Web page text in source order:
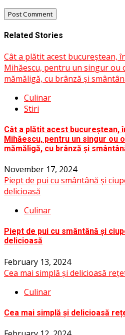
Related Stories
Cât a plătit acest bucureștean,
Mihăescu, pentru un singur ou
mămăligă, cu brânză și
Culinar
Stiri
Cât a plătit acest bucureștean,
Mihăescu, pentru un singur ou
mămăligă, cu brânză și
November 17, 2024
Piept de pui cu smântână și
delicioasă
Culinar
Piept de pui cu smântână și
delicioasă
February 13, 2024
Cea mai simplă și delicioasă
Culinar
Cea mai simplă și delicioasă